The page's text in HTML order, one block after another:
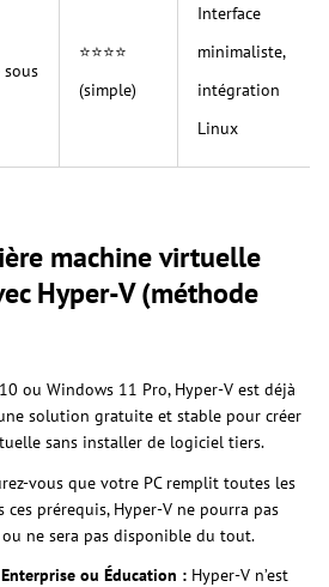
⭐⭐⭐⭐
(simple)
Interface
minimaliste,
intégration
Linux
machine virtuelle
Hyper-V (méthode
ou Windows 11 Pro, Hyper-V est déjà
une solution gratuite et stable pour créer
sans installer de logiciel tiers.
vous que votre PC remplit toutes les
ces prérequis, Hyper-V ne pourra pas
ne sera pas disponible du tout.
ou Éducation : Hyper-V n’est